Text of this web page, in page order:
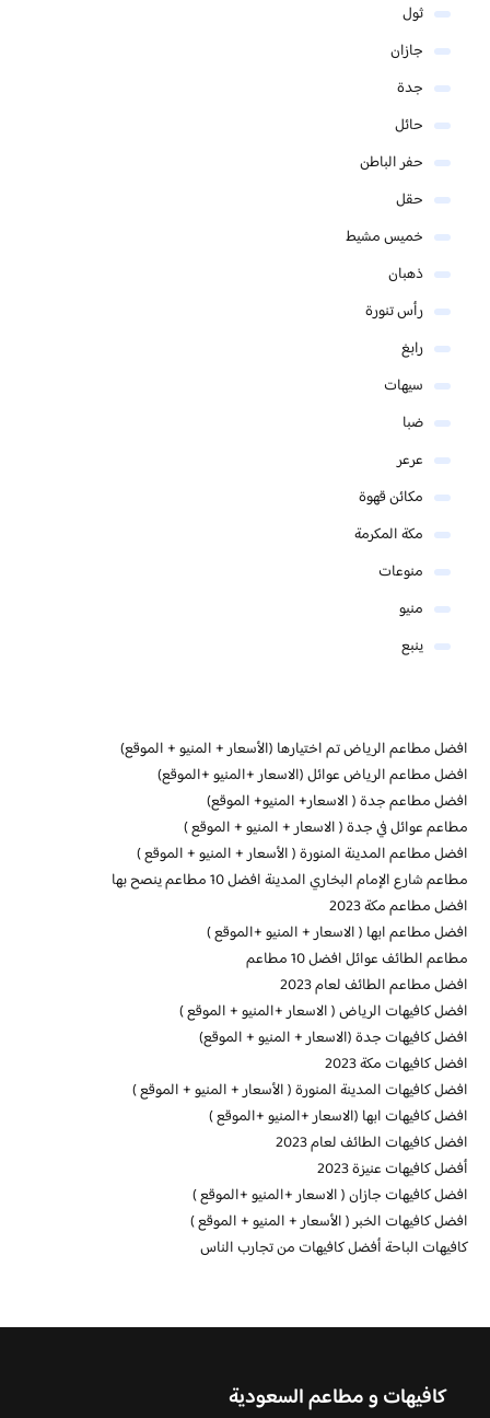
ثول
جازان
جدة
حائل
حفر الباطن
حقل
خميس مشيط
ذهبان
رأس تنورة
رابغ
سيهات
ضبا
عرعر
مكائن قهوة
مكة المكرمة
منوعات
منيو
ينبع
افضل مطاعم الرياض تم اختيارها (الأسعار + المنيو + الموقع)
افضل مطاعم الرياض عوائل (الاسعار +المنيو +الموقع)
افضل مطاعم جدة ( الاسعار+ المنيو+ الموقع)
مطاعم عوائل في جدة ( الاسعار + المنيو + الموقع )
افضل مطاعم المدينة المنورة ( الأسعار + المنيو + الموقع )
مطاعم شارع الإمام البخاري المدينة افضل 10 مطاعم ينصح بها
افضل مطاعم مكة 2023
افضل مطاعم ابها ( الاسعار + المنيو +الموقع )
مطاعم الطائف عوائل افضل 10 مطاعم
افضل مطاعم الطائف لعام 2023
افضل كافيهات الرياض ( الاسعار +المنيو + الموقع )
افضل كافيهات جدة (الاسعار + المنيو + الموقع)
افضل كافيهات مكة 2023
افضل كافيهات المدينة المنورة ( الأسعار + المنيو + الموقع )
افضل كافيهات ابها (الاسعار +المنيو +الموقع )
افضل كافيهات الطائف لعام 2023
أفضل كافيهات عنيزة 2023
افضل كافيهات جازان ( الاسعار +المنيو +الموقع )
افضل كافيهات الخبر ( الأسعار + المنيو + الموقع )
كافيهات الباحة أفضل كافيهات من تجارب الناس
كافيهات و مطاعم السعودية